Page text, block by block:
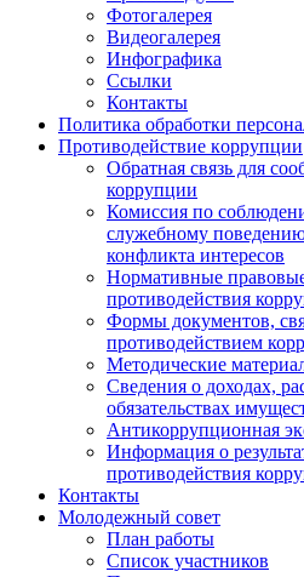
Фотогалерея
Видеогалерея
Инфографика
Ссылки
Контакты
Политика обработки
Прoтивoдeйствие кoрpупции
Обратная связь для
коррупции
Комиссия по
служебному
конфликта интересов
Нормативные
противодействия
Формы документов,
противодействием
Методические
Сведения о доходах,
обязательствах
Антикоррупционная
Информация о
противодействия
Контакты
Молодежный совет
План работы
Список участников